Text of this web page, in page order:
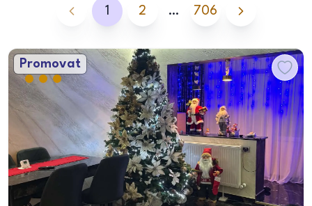
1 2 … 706
Promovat